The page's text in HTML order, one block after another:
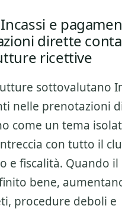
e
dirette
ricettive
sottovalutano
nelle prenotazioni
come un tema
con tutto il
e fiscalità. Quando il
bene,
procedure deboli e